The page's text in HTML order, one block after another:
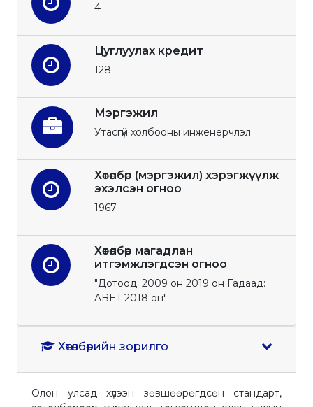
4
Цуглуулах кредит
128
Мэргэжил
Утасгүй холбооны инженерчлэл
Хөтөлбөр (мэргэжил) хэрэгжүүлж
эхэлсэн огноо
1967
Хөтөлбөр магадлан
итгэмжлэгдсэн огноо
"Дотоод: 2009 он 2019 он Гадаад:
ABET 2018 он"
Хөтөлбөрийн зорилго
Олон улсад хүлээн зөвшөөрөгдсөн стандарт,